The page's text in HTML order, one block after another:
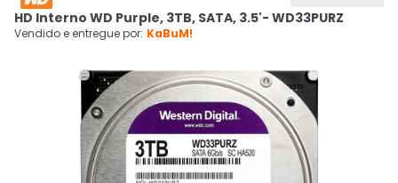
Cupons
Mais Vendidos
Ativar tradutor em libras
CADASTRE-SE
HD Interno WD Purple, 3TB, SATA, 3.5'- WD33PURZ
Vendido e entregue por: KaBuM!